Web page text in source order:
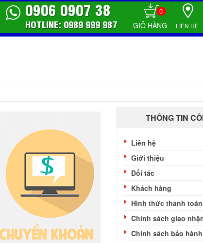
0
0906 0907 38
HOTLINE: 0989 999 987 LIÊN HỆ
THÔNG TIN
Liên hệ
Giới thiệu
Đối tác
Khách hàng
Hình thức thanh toán
Chính sách giao
Chính sách bảo